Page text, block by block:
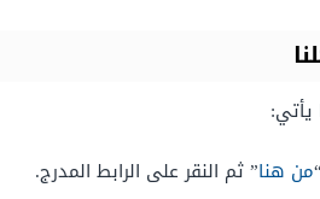
يأتي:
من هنا” ثم النقر على الرابط المدرج.